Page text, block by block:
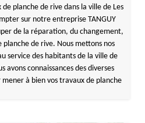
de planche de rive dans la ville de Les
sur notre entreprise TANGUY
de la réparation, du changement,
planche de rive. Nous mettons nos
service des habitants de la ville de
avons connaissances des diverses
à bien vos travaux de planche